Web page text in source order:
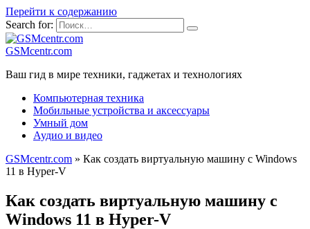
Перейти к содержанию
Search for:
GSMcentr.com
Ваш гид в мире техники, гаджетах и технологиях
Компьютерная техника
Мобильные устройства и аксессуары
Умный дом
Аудио и видео
GSMcentr.com » Как создать виртуальную машину с Windows
11 в Hyper-V
Как создать виртуальную машину с
Windows 11 в Hyper-V